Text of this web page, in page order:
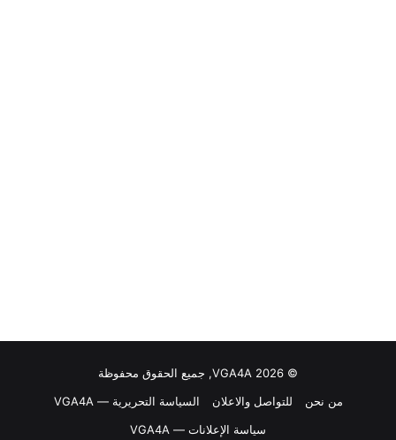
© VGA4A 2026, جميع الحقوق محفوظة
من نحن
للتواصل والاعلان
السياسة التحريرية — VGA4A
سياسة الإعلانات — VGA4A